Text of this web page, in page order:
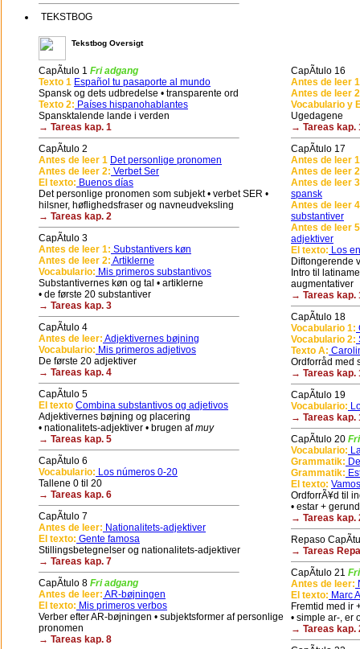
TEKSTBOG
Tekstbog Oversigt
CapÃ­tulo 1 Fri adgang
Texto 1 Español tu pasaporte al mundo
Spansk og dets udbredelse • transparente ord
Texto 2: Países hispanohablantes
Spansktalende lande i verden
→ Tareas kap. 1
CapÃ­tulo 2
Antes de leer 1 Det personlige pronomen
Antes de leer 2: Verbet Ser
El texto: Buenos días
Det personlige pronomen som subjekt • verbet SER •
hilsner, høflighedsfraser og navneudveksling
→ Tareas kap. 2
CapÃ­tulo 3
Antes de leer 1: Substantivers køn
Antes de leer 2: Artiklerne
Vocabulario: Mis primeros substantivos
Substantivernes køn og tal • artiklerne
• de første 20 substantiver
→ Tareas kap. 3
CapÃ­tulo 4
Antes de leer: Adjektivernes bøjning
Vocabulario: Mis primeros adjetivos
De første 20 adjektiver
→ Tareas kap. 4
CapÃ­tulo 5
El texto Combina substantivos og adjetivos
Adjektivernes bøjning og placering
• nationalitets-adjektiver • brugen afmuy
→ Tareas kap. 5
CapÃ­tulo 6
Vocabulario: Los números 0-20
Tallene 0 til 20
→ Tareas kap. 6
CapÃ­tulo 7
Antes de leer: Nationalitets-adjektiver
El texto: Gente famosa
Stillingsbetegnelser og nationalitets-adjektiver
→ Tareas kap. 7
CapÃ­tulo 8 Fri adgang
Antes de leer: AR-bøjningen
El texto: Mis primeros verbos
Verber efter AR-bøjningen • subjektsformer af personlige
pronomen
→ Tareas kap. 8
CapÃ­tulo 16
Antes de leer
Antes de leer
Vocabulario y
Ugedagene
→ Tareas kap.
CapÃ­tulo 17
Antes de leer
Antes de leer
Antes de leer
spansk
Antes de leer
substantiver
Antes de leer
adjektiver
El texto: Los
Diftongerende
Intro til
augmentativer
→ Tareas kap.
CapÃ­tulo 18
Vocabulario 1:
Vocabulario 2:
Texto A:
Ordforråd med
→ Tareas kap.
CapÃ­tulo 19
Vocabulario:
→ Tareas kap.
CapÃ­tulo 20
Vocabulario:
Grammatik:
Grammatik:
El texto:
OrdforrÃ¥d til
• estar +
→ Tareas kap.
Repaso
→ Tareas
CapÃ­tulo 21
Antes de leer:
El texto: Marc
Fremtid med ir
• simple ar-, er
→ Tareas kap.